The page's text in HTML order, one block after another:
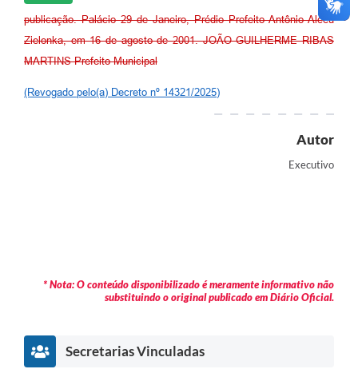
publicação. Palácio 29 de Janeiro, Prédio Prefeito Antônio Alceu
Zielonka, em 16 de agosto de 2001. JOÃO GUILHERME RIBAS
MARTINS Prefeito Municipal
(Revogado pelo(a) Decreto nº 14321/2025)
Autor
Executivo
* Nota: O conteúdo disponibilizado é meramente informativo não
substituindo o original publicado em Diário Oficial.
Secretarias Vinculadas